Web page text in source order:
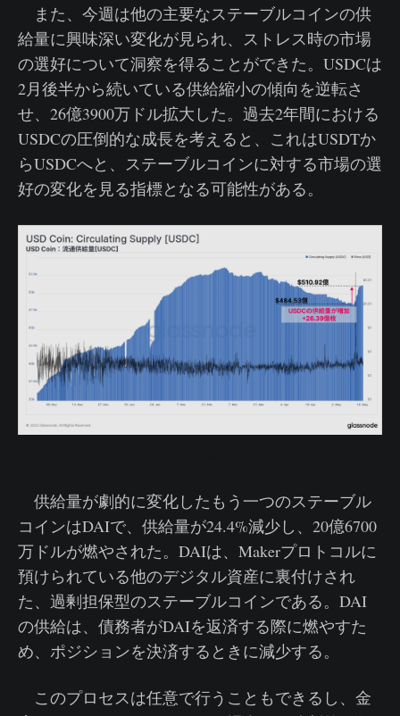
また、今週は他の主要なステーブルコインの供
給量に興味深い変化が見られ、ストレス時の市場
の選好について洞察を得ることができた。USDCは
2月後半から続いている供給縮小の傾向を逆転さ
せ、26億3900万ドル拡大した。過去2年間における
USDCの圧倒的な成長を考えると、これはUSDTか
らUSDCへと、ステーブルコインに対する市場の選
好の変化を見る指標となる可能性がある。
供給量が劇的に変化したもう一つのステーブル
コインはDAIで、供給量が24.4%減少し、20億6700
万ドルが燃やされた。DAIは、Makerプロトコルに
預けられている他のデジタル資産に裏付けされ
た、過剰担保型のステーブルコインである。DAI
の供給は、債務者がDAIを返済する際に燃やすた
め、ポジションを決済するときに減少する。
このプロセスは任意で行うこともできるし、金